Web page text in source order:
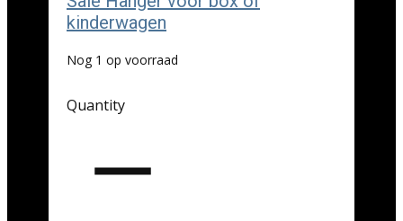
kinderwagen
Nog 1 op voorraad
Quantity